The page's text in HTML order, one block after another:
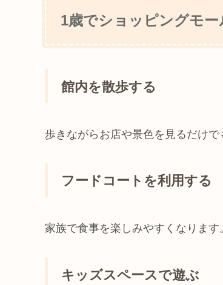
1歳でショッピングモ
館内を散歩する
歩きながらお店や景色を見るだけで
フードコートを利用する
家族で食事を楽しみやすくなります
キッズスペースで遊ぶ